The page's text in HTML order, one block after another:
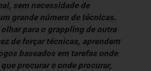
sem necessidade de
grande número de técnicas.
olhar para o grappling de outra
de forçar técnicas, aprendem
baseados em tarefas onde
procurar e onde procurar,